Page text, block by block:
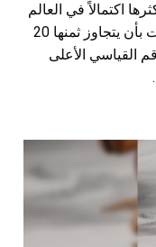
اكتمالاً في العالم
تحت المطرقة الشهر المقبل، مع توقعات بأن يتجاوز ثمنها 20
وهو الرقم القياسي الأعلى